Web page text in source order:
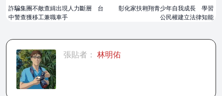
彰化家扶翱翔青少年自我成長 學習
公民權建立法律知能
詐騙集團不敵查緝出現人力斷層 台
中警查獲移工兼職車手
張貼者： 林明佑